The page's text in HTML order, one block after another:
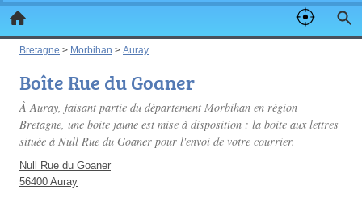
Bretagne > Morbihan > Auray
Boîte Rue du Goaner
À Auray, faisant partie du département Morbihan en région
Bretagne, une boite jaune est mise à disposition : la boite aux lettres
située à Null Rue du Goaner pour l'envoi de votre courrier.
Null Rue du Goaner
56400 Auray